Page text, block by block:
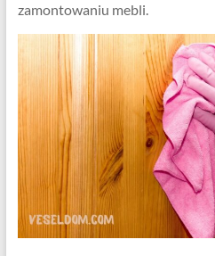
zamontowaniu mebli.